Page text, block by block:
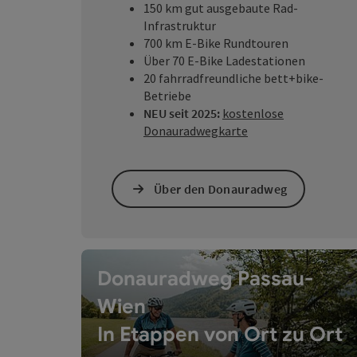
150 km gut ausgebaute Rad-
Infrastruktur
700 km E-Bike Rundtouren
Über 70 E-Bike Ladestationen
20 fahrradfreundliche bett+bike-
Betriebe
NEU seit 2025: kostenlose
Donauradwegkarte
Über den Donauradweg
Donauradweg Passau-
Wien
In Etappen von Ort zu Ort